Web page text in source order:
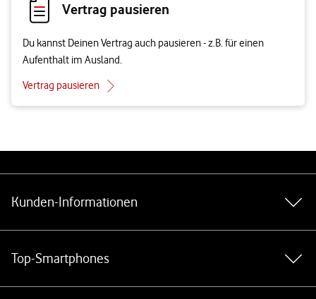
Vertrag pausieren
Du kannst Deinen Vertrag auch pausieren - z.B. für einen
Aufenthalt im Ausland.
Vertrag pausieren
Kunden-Informationen
Top-Smartphones